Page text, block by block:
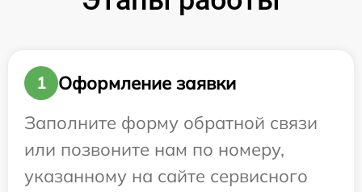
1
Оформление заявки
Заполните форму обратной связи
или позвоните нам по номеру,
указанному на сайте сервисного